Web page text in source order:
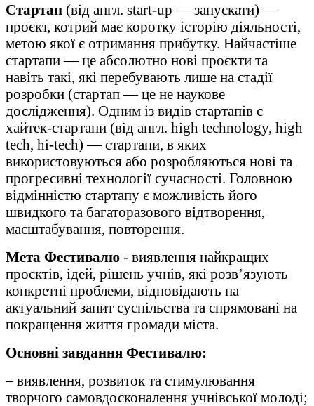
Стартап (від англ. start-up — запускати) —
проєкт, котрий має коротку історію діяльності,
метою якої є отримання прибутку. Найчастіше
стартапи — це абсолютно нові проєкти та
навіть такі, які перебувають лише на стадії
розробки (стартап — це не наукове
дослідження). Одним із видів стартапів є
хайтек-стартапи (від англ. high technology, high
tech, hi-tech) — стартапи, в яких
використовуються або розробляються нові та
прогресивні технології сучасності. Головною
відмінністю стартапу є можливість його
швидкого та багаторазового відтворення,
масштабування, повторення.
Мета Фестивалю - виявлення найкращих
проєктів, ідей, рішень учнів, які розв’язують
конкретні проблеми, відповідають на
актуальний запит суспільства та спрямовані на
покращення життя громади міста.
Основні завдання Фестивалю:
– виявлення, розвиток та стимулювання
творчого самовдосконалення учнівської молоді;